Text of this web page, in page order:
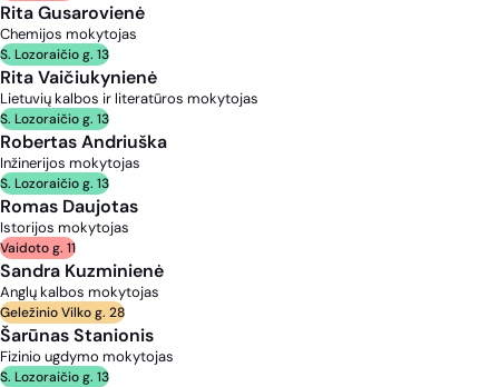
Rita Gusarovienė
Chemijos mokytojas
S. Lozoraičio g. 13
Rita Vaičiukynienė
Lietuvių kalbos ir literatūros mokytojas
S. Lozoraičio g. 13
Robertas Andriuška
Inžinerijos mokytojas
S. Lozoraičio g. 13
Romas Daujotas
Istorijos mokytojas
Vaidoto g. 11
Sandra Kuzminienė
Anglų kalbos mokytojas
Geležinio Vilko g. 28
Šarūnas Stanionis
Fizinio ugdymo mokytojas
S. Lozoraičio g. 13